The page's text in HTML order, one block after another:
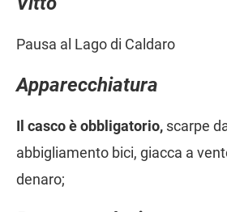
Pausa al Lago di Caldaro
Apparecchiatura
Il casco è obbligatorio, scarpe
abbigliamento bici, giacca a
denaro;